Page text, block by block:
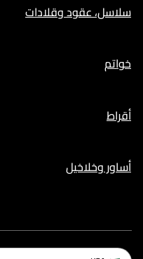
سلاسل، عقود وقلادات
خواتم
أقراط
أساور وخلاخيل